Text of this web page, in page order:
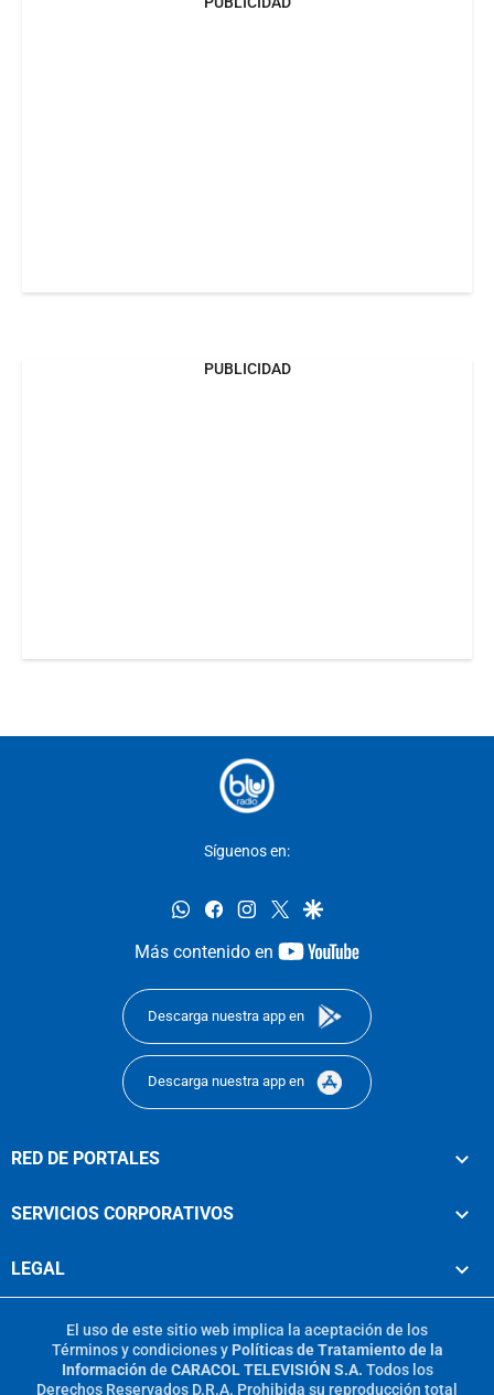
PUBLICIDAD
Síguenos en:
whatsappfacebookinstagram
twittergoogle
Más contenido en
youtube-
Descarga nuestra app en
Descarga nuestra app en
RED DE PORTALES
SERVICIOS CORPORATIVOS
LEGAL
El uso de este sitio web implica la aceptación de los
Términos y condicionesy Políticas de Tratamiento de la
Información de CARACOL TELEVISIÓN S.A. Todos los
Derechos Reservados D.R.A. Prohibida su reproducción total